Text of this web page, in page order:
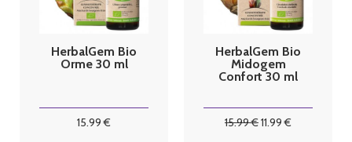
HerbalGem Bio
Orme 30 ml
15.99 €
HerbalGem Bio
Midogem
Confort 30 ml
15.99€11.99 €